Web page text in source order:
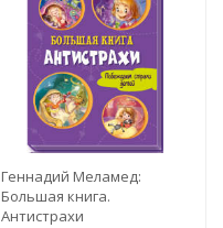
Геннадий Меламед:
Большая книга.
Антистрахи